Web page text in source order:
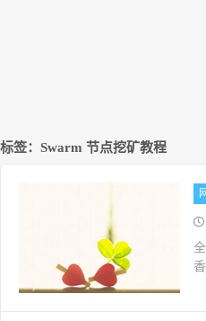
标签：Swarm 节点挖矿教程